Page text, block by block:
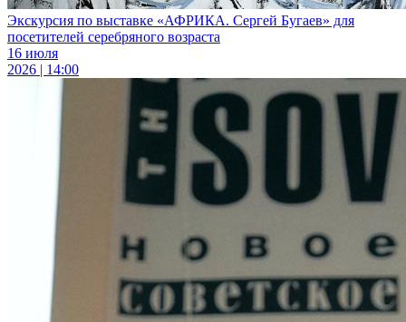
Экскурсия по выставке «АФРИКА. Сергей Бугаев» для
посетителей серебряного возраста
16 июля
2026 | 14:00